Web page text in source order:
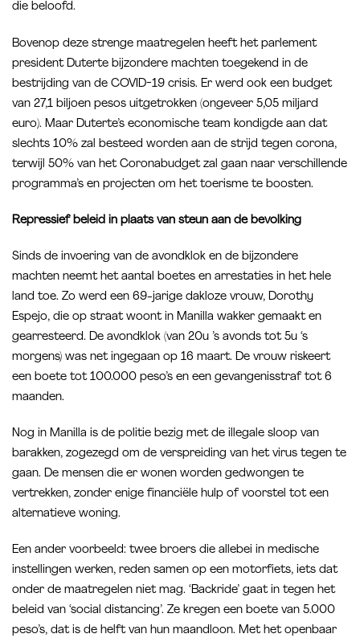
die beloofd.
Bovenop deze strenge maatregelen heeft het parlement
president Duterte bijzondere machten toegekend in de
bestrijding van de COVID-19 crisis. Er werd ook een budget
van 27,1 biljoen pesos uitgetrokken (ongeveer 5,05 miljard
euro). Maar Duterte’s economische team kondigde aan dat
slechts 10% zal besteed worden aan de strijd tegen corona,
terwijl 50% van het Coronabudget zal gaan naar verschillende
programma’s en projecten om het toerisme te boosten.
Repressief beleid in plaats van steun aan de bevolking
Sinds de invoering van de avondklok en de bijzondere
machten neemt het aantal boetes en arrestaties in het hele
land toe. Zo werd een 69-jarige dakloze vrouw, Dorothy
Espejo, die op straat woont in Manilla wakker gemaakt en
gearresteerd. De avondklok (van 20u ’s avonds tot 5u ‘s
morgens) was net ingegaan op 16 maart. De vrouw riskeert
een boete tot 100.000 peso’s en een gevangenisstraf tot 6
maanden.
Nog in Manilla is de politie bezig met de illegale sloop van
barakken, zogezegd om de verspreiding van het virus tegen te
gaan. De mensen die er wonen worden gedwongen te
vertrekken, zonder enige financiële hulp of voorstel tot een
alternatieve woning.
Een ander voorbeeld: twee broers die allebei in medische
instellingen werken, reden samen op een motorfiets, iets dat
onder de maatregelen niet mag. ‘Backride’ gaat in tegen het
beleid van ‘social distancing’. Ze kregen een boete van 5.000
peso’s, dat is de helft van hun maandloon. Met het openbaar